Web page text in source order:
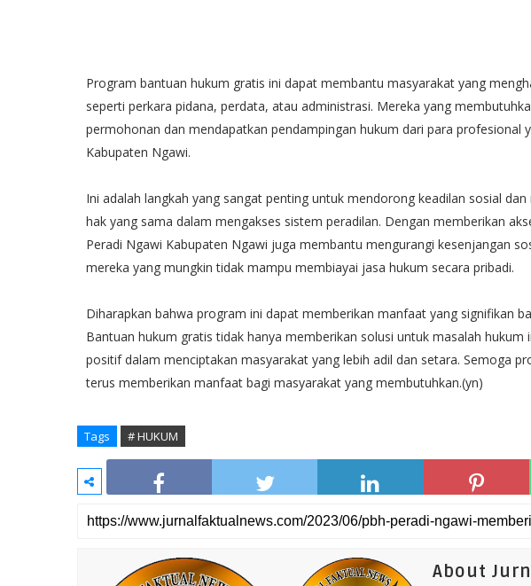
Program bantuan hukum gratis ini dapat membantu masyarakat yang
seperti perkara pidana, perdata, atau administrasi. Mereka yang
permohonan dan mendapatkan pendampingan hukum dari para profesional
Kabupaten Ngawi.
Ini adalah langkah yang sangat penting untuk mendorong keadilan sosial
hak yang sama dalam mengakses sistem peradilan. Dengan memberikan
Peradi Ngawi Kabupaten Ngawi juga membantu mengurangi kesenjangan
mereka yang mungkin tidak mampu membiayai jasa hukum secara pribadi.
Diharapkan bahwa program ini dapat memberikan manfaat yang signifikan
Bantuan hukum gratis tidak hanya memberikan solusi untuk masalah
positif dalam menciptakan masyarakat yang lebih adil dan setara. Semoga
terus memberikan manfaat bagi masyarakat yang membutuhkan.(yn)
Tags # HUKUM
About